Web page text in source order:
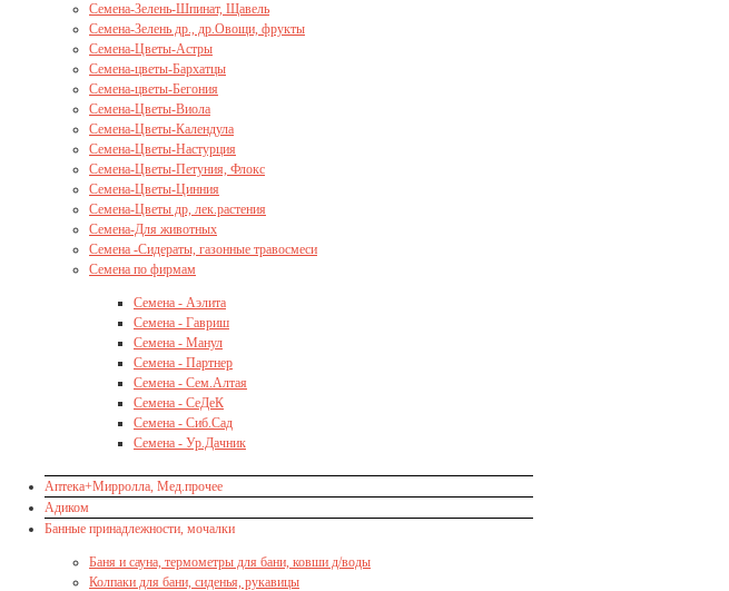
Семена-Зелень-Шпинат, Щавель
Семена-Зелень др., др.Овощи, фрукты
Семена-Цветы-Астры
Семена-цветы-Бархатцы
Семена-цветы-Бегония
Семена-Цветы-Виола
Семена-Цветы-Календула
Семена-Цветы-Настурция
Семена-Цветы-Петуния, Флокс
Семена-Цветы-Цинния
Семена-Цветы др, лек.растения
Семена-Для животных
Семена -Сидераты, газонные травосмеси
Семена по фирмам
Семена - Аэлита
Семена - Гавриш
Семена - Манул
Семена - Партнер
Семена - Сем.Алтая
Семена - СеДеК
Семена - Сиб.Сад
Семена - Ур.Дачник
Аптека+Мирролла, Мед.прочее
Адиком
Банные принадлежности, мочалки
Баня и сауна, термометры для бани, ковши д/воды
Колпаки для бани, сиденья, рукавицы